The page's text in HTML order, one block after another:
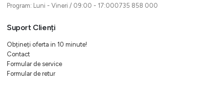
Program: Luni - Vineri / 09:00 - 17:000735 858 000
Suport Clienți
Obțineți oferta in 10 minute!
Contact
Formular de service
Formular de retur